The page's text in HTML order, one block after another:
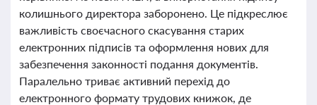
колишнього директора заборонено. Це підкреслює
важливість своєчасного скасування старих
електронних підписів та оформлення нових для
забезпечення законності подання документів.
Паралельно триває активний перехід до
електронного формату трудових книжок, де